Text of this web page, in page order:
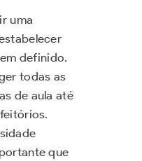
uma
definido.
todas as
de aula até
que